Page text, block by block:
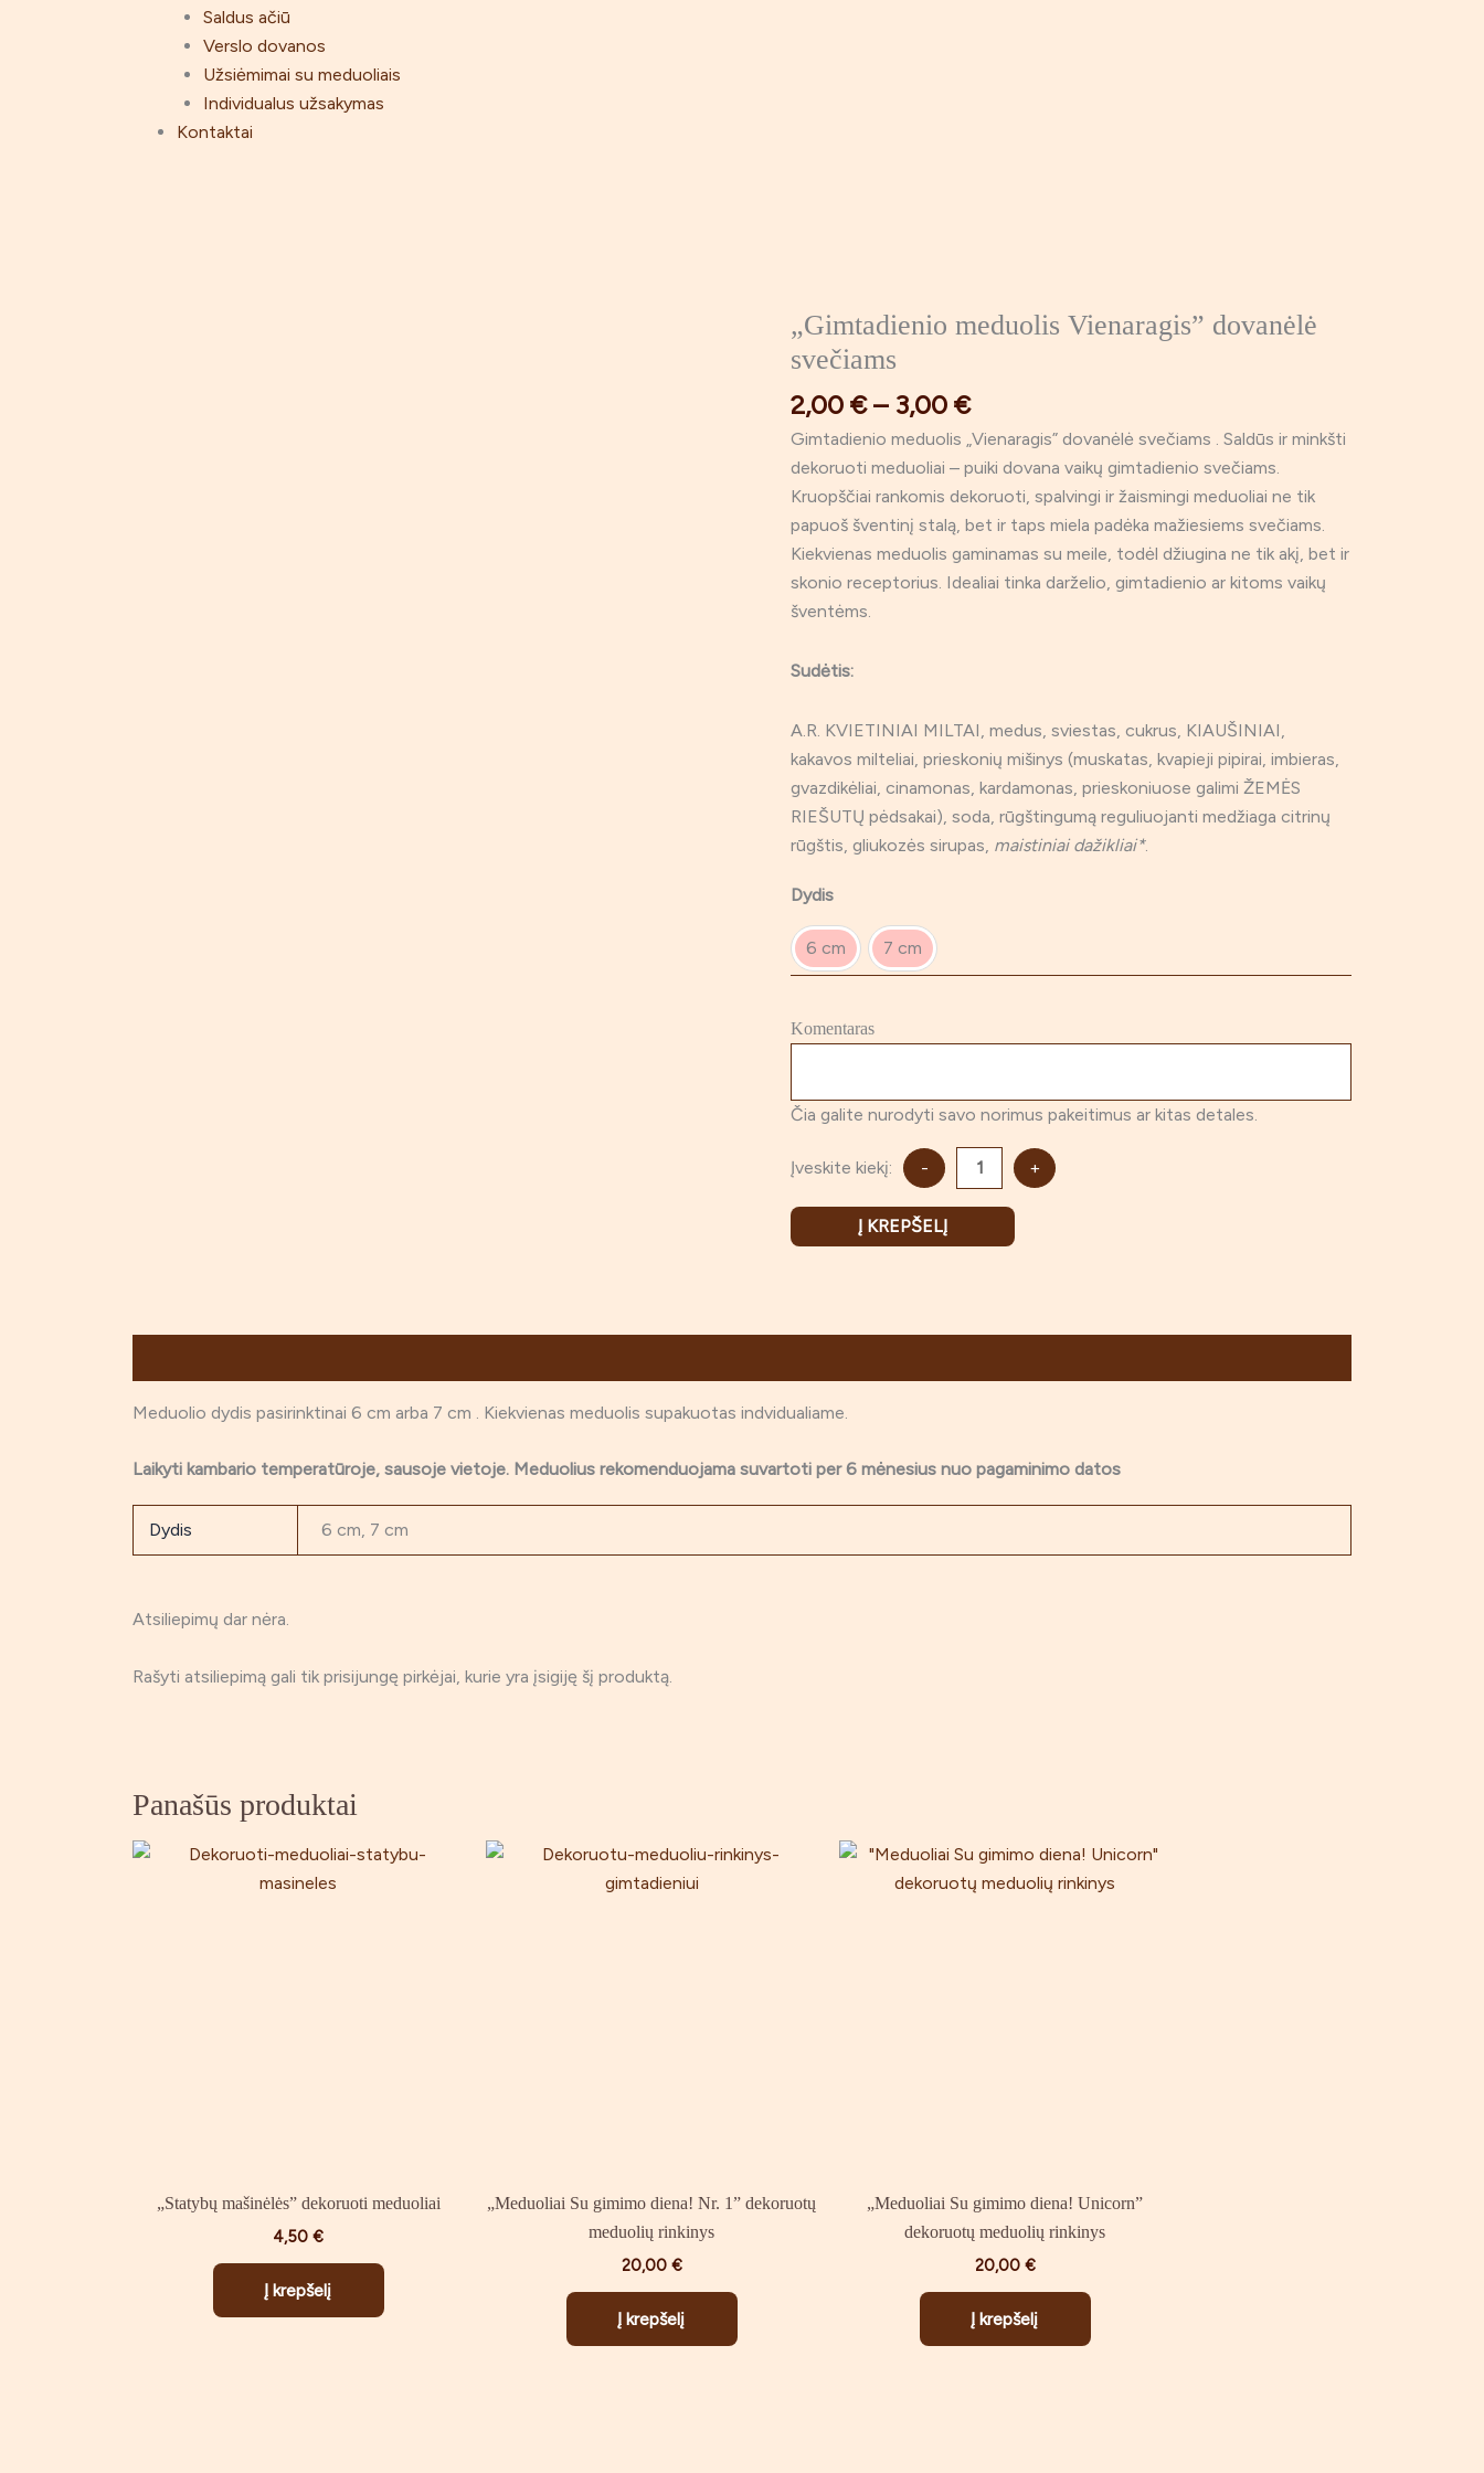
Saldus ačiū
Verslo dovanos
Užsiėmimai su meduoliais
Individualus užsakymas
Kontaktai
„Gimtadienio meduolis Vienaragis” dovanėlė
svečiams
2,00€ – 3,00€
Price
through
3,00 €
Gimtadienio meduolis „Vienaragis” dovanėlė svečiams . Saldūs ir minkšti
dekoruoti meduoliai – puiki dovana vaikų gimtadienio svečiams.
Kruopščiai rankomis dekoruoti, spalvingi ir žaismingi meduoliai ne tik
papuoš šventinį stalą, bet ir taps miela padėka mažiesiems svečiams.
Kiekvienas meduolis gaminamas su meile, todėl džiugina ne tik akį, bet ir
skonio receptorius. Idealiai tinka darželio, gimtadienio ar kitoms vaikų
šventėms.
Sudėtis:
A.R. KVIETINIAI MILTAI, medus, sviestas, cukrus, KIAUŠINIAI,
kakavos milteliai, prieskonių mišinys (muskatas, kvapieji pipirai, imbieras,
gvazdikėliai, cinamonas, kardamonas, prieskoniuose galimi ŽEMĖS
RIEŠUTŲ pėdsakai), soda, rūgštingumą reguliuojanti medžiaga citrinų
rūgštis, gliukozės sirupas, maistiniai dažikliai*.
Dydis
6 cm 7 cm
Komentaras
Čia galite nurodyti savo norimus pakeitimus ar kitas detales.
-
Įveskite kiekį:
produkto
kiekis:
meduolis
Vienaragis"
dovanėlė
svečiams
+
Į KREPŠELĮ
Meduolio dydis pasirinktinai 6 cm arba 7 cm . Kiekvienas meduolis supakuotas indvidualiame.
Laikyti kambario temperatūroje, sausoje vietoje. Meduolius rekomenduojama suvartoti per 6 mėnesius nuo pagaminimo datos
Dydis 6 cm, 7 cm
Atsiliepimų dar nėra.
Rašyti atsiliepimą gali tik prisijungę pirkėjai, kurie yra įsigiję šį produktą.
Panašūs produktai
„Statybų mašinėlės” dekoruoti meduoliai
4,50 €
Į krepšelį
„Meduoliai Su gimimo diena! Nr. 1” dekoruotų
meduolių rinkinys
20,00 €
Į krepšelį
„Meduoliai Su gimimo diena! Unicorn”
dekoruotų meduolių rinkinys
20,00 €
Į krepšelį